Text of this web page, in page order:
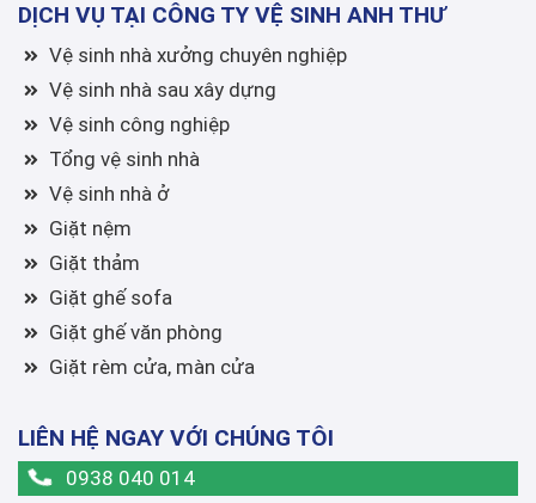
DỊCH VỤ TẠI CÔNG TY VỆ SINH ANH THƯ
Vệ sinh nhà xưởng chuyên nghiệp
Vệ sinh nhà sau xây dựng
Vệ sinh công nghiệp
Tổng vệ sinh nhà
Vệ sinh nhà ở
Giặt nệm
Giặt thảm
Giặt ghế sofa
Giặt ghế văn phòng
Giặt rèm cửa, màn cửa
LIÊN HỆ NGAY VỚI CHÚNG TÔI
0938 040 014